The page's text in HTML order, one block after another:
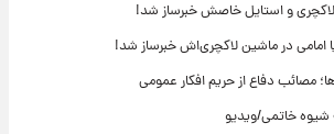
لاکچری و استایل خاصش خبرساز شد!
امامی در ماشین لاکچری‌اش خبرساز شد!
مصائب دفاع از حریم افکار عمومی
شیوه خاتمی/ویدیو